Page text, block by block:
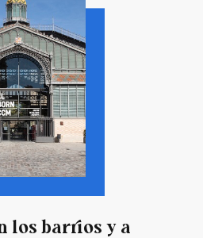
los barrios y a